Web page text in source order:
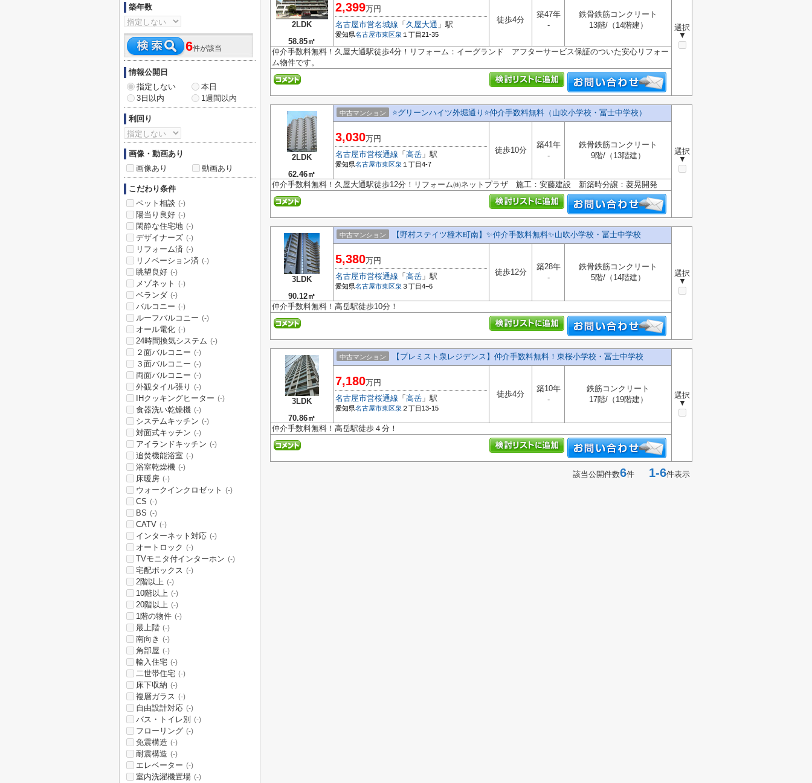
2LDK
58.85㎡
選択
▼
2,399万円
名古屋市営名城線 「 久屋大通 」駅
愛知県名古屋市東区泉 １丁目21-35
徒歩4分
築47年
-
鉄骨鉄筋コンクリート
13階/（14階建）
仲介手数料無料！久屋大通駅徒歩4分！リフォーム：イーグランド アフターサービス保証のついた安心リフォー
ム物件です。
2LDK
62.46㎡
中古マンション ⭐グリーンハイツ外堀通り⭐仲介手数料無料（山吹小学校・冨士中学校）
選択
▼
3,030万円
名古屋市営桜通線 「 高岳 」駅
愛知県名古屋市東区泉 １丁目4-7
徒歩10分
築41年
-
鉄骨鉄筋コンクリート
9階/（13階建）
仲介手数料無料！久屋大通駅徒歩12分！リフォーム㈱ネットプラザ 施工：安藤建設 新築時分譲：菱晃開発
3LDK
90.12㎡
中古マンション 【野村ステイツ橦木町南】✨️仲介手数料無料✨️山吹小学校・冨士中学校
選択
▼
5,380万円
名古屋市営桜通線 「 高岳 」駅
愛知県名古屋市東区泉 ３丁目4−6
徒歩12分
築28年
-
鉄骨鉄筋コンクリート
5階/（14階建）
仲介手数料無料！高岳駅徒歩10分！
3LDK
70.86㎡
中古マンション 【プレミスト泉レジデンス】仲介手数料無料！東桜小学校・冨士中学校
選択
▼
7,180万円
名古屋市営桜通線 「 高岳 」駅
愛知県名古屋市東区泉 ２丁目13-15
徒歩4分
築10年
-
鉄筋コンクリート
17階/（19階建）
仲介手数料無料！高岳駅徒歩４分！
該当公開件数6件 1-6件表示
築年数
6件が該当
情報公開日
指定しない
本日
3日以内
1週間以内
利回り
画像・動画あり
画像あり
動画あり
こだわり条件
ペット相談 (-)
陽当り良好 (-)
閑静な住宅地 (-)
デザイナーズ (-)
リフォーム済 (-)
リノベーション済 (-)
眺望良好 (-)
メゾネット (-)
ベランダ (-)
バルコニー (-)
ルーフバルコニー (-)
オール電化 (-)
24時間換気システム (-)
２面バルコニー (-)
３面バルコニー (-)
両面バルコニー (-)
外観タイル張り (-)
IHクッキングヒーター (-)
食器洗い乾燥機 (-)
システムキッチン (-)
対面式キッチン (-)
アイランドキッチン (-)
追焚機能浴室 (-)
浴室乾燥機 (-)
床暖房 (-)
ウォークインクロゼット (-)
CS (-)
BS (-)
CATV (-)
インターネット対応 (-)
オートロック (-)
TVモニタ付インターホン (-)
宅配ボックス (-)
2階以上 (-)
10階以上 (-)
20階以上 (-)
1階の物件 (-)
最上階 (-)
南向き (-)
角部屋 (-)
輸入住宅 (-)
二世帯住宅 (-)
床下収納 (-)
複層ガラス (-)
自由設計対応 (-)
バス・トイレ別 (-)
フローリング (-)
免震構造 (-)
耐震構造 (-)
エレベーター (-)
室内洗濯機置場 (-)